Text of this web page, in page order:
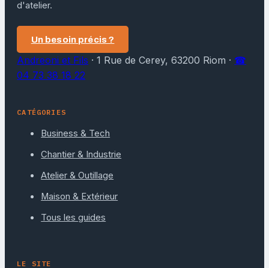
d'atelier.
Un besoin précis ?
Andreoni et Fils ·1 Rue de Cerey, 63200 Riom · ☎
04 73 38 18 22
CATÉGORIES
Business & Tech
Chantier & Industrie
Atelier & Outillage
Maison & Extérieur
Tous les guides
LE SITE